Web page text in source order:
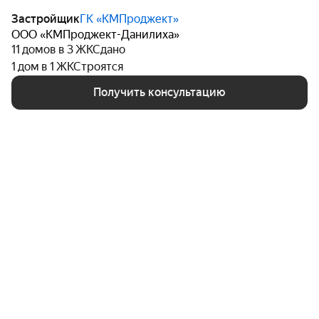
Гипермаркет «Карусель» для крупных семейных
закупок
Супермаркеты «Семья», «Пятерочка», «Монетка»,
«Магнит» для повседневных покупок
ЗастройщикГК «КМПроджект»
ООО «КМПроджект-Данилиха»
11 домов в 3 ЖКСдано
1 дом в 1 ЖКСтроятся
Получить консультацию